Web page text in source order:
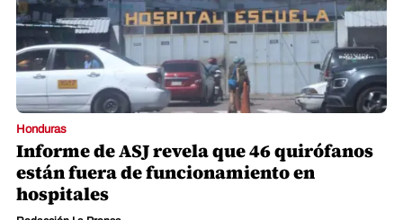
Redacción La Prensa